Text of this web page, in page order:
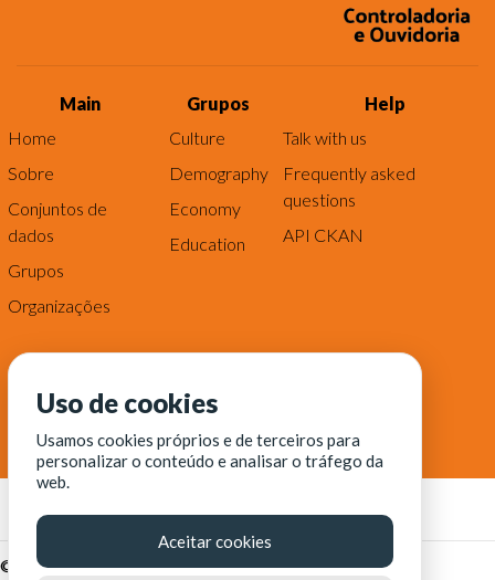
Main
Home
Sobre
Conjuntos de
dados
Grupos
Organizações
Grupos
Culture
Demography
Economy
Education
Help
Talk with us
Frequently asked
questions
API CKAN
© Fortaleza Digital || CITINOVA - Fundação de Ciência,
Uso de cookies
Usamos cookies próprios e de terceiros para
personalizar o conteúdo e analisar o tráfego da
web.
Aceitar cookies